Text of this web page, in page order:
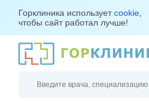
Горклиника используетcookie
чтобы сайт работал лучше!